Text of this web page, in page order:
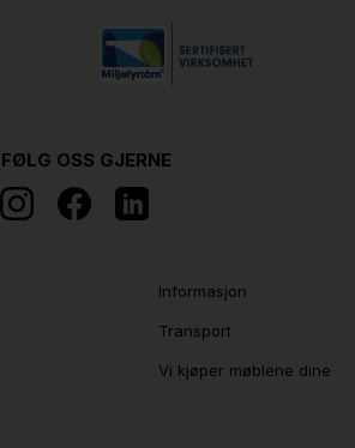
Informasjon
Transport
Vi kjøper møblene dine
FØLG OSS GJERNE